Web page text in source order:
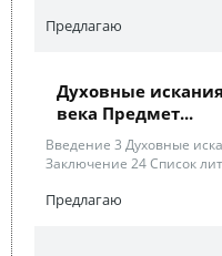
Предлагаю
Духовные
века Предмет...
Введение 3 Духовные
Заключение 24 Список
Предлагаю